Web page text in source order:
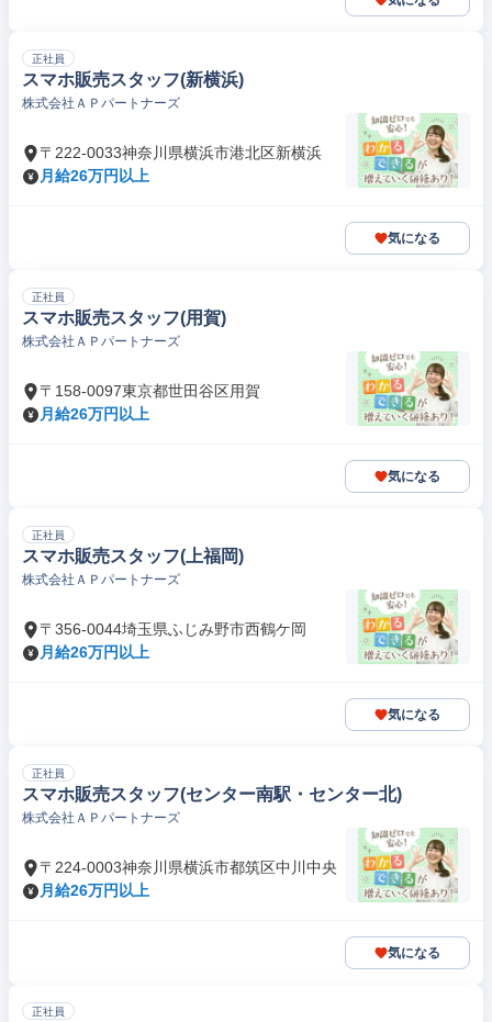
正社員
スマホ販売スタッフ(新横浜)
株式会社ＡＰパートナーズ
〒222-0033神奈川県横浜市港北区新横浜
月給26万円以上
気になる
正社員
スマホ販売スタッフ(用賀)
株式会社ＡＰパートナーズ
〒158-0097東京都世田谷区用賀
月給26万円以上
気になる
正社員
スマホ販売スタッフ(上福岡)
株式会社ＡＰパートナーズ
〒356-0044埼玉県ふじみ野市西鶴ケ岡
月給26万円以上
気になる
正社員
スマホ販売スタッフ(センター南駅・センター北)
株式会社ＡＰパートナーズ
〒224-0003神奈川県横浜市都筑区中川中央
月給26万円以上
気になる
正社員